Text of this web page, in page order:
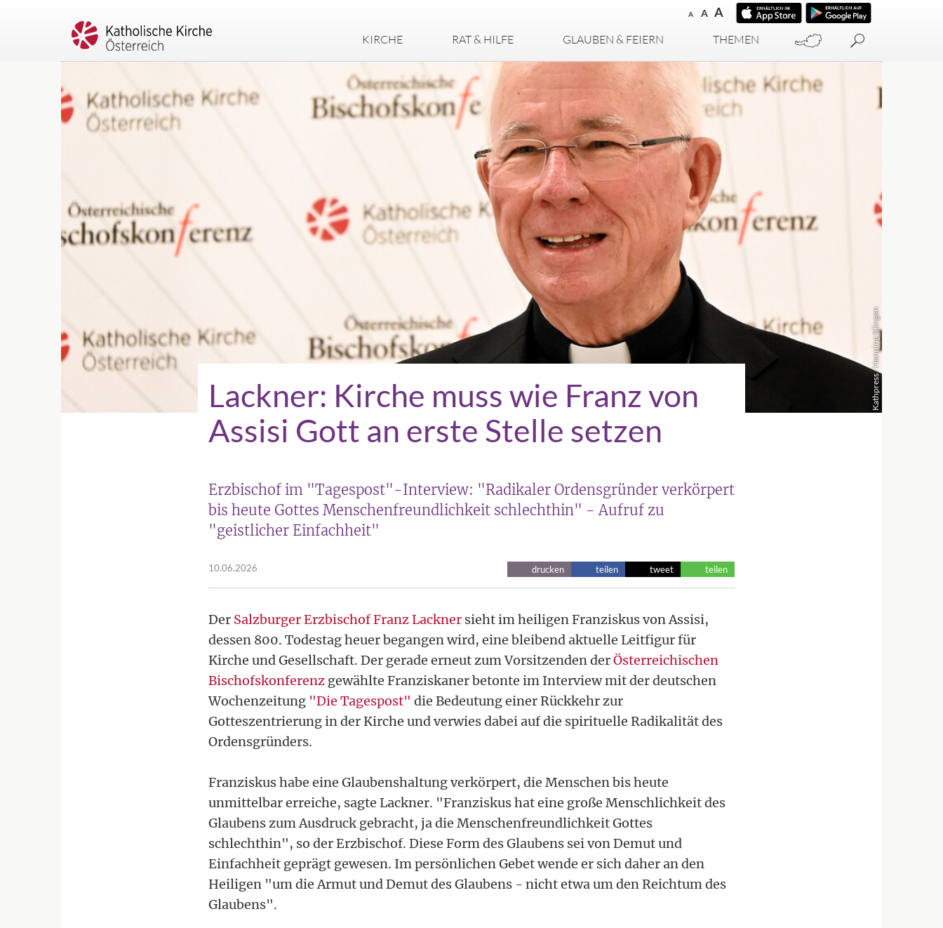
A A A
KIRCHE RAT & HILFE GLAUBEN & FEIERN THEMEN
Kathpress / Henning Klingen
Lackner: Kirche muss wie Franz von
Assisi Gott an erste Stelle setzen
Erzbischof im "Tagespost"-Interview: "Radikaler Ordensgründer verkörpert
bis heute Gottes Menschenfreundlichkeit schlechthin" - Aufruf zu
"geistlicher Einfachheit"
10.06.2026 drucken teilen tweet teilen
Der Salzburger Erzbischof Franz Lackner sieht im heiligen Franziskus von Assisi,
dessen 800. Todestag heuer begangen wird, eine bleibend aktuelle Leitfigur für
Kirche und Gesellschaft. Der gerade erneut zum Vorsitzenden derÖsterreichischen
Bischofskonferenz gewählte Franziskaner betonte im Interview mit der deutschen
Wochenzeitung "Die Tagespost" die Bedeutung einer Rückkehr zur
Gotteszentrierung in der Kirche und verwies dabei auf die spirituelle Radikalität des
Ordensgründers.
Franziskus habe eine Glaubenshaltung verkörpert, die Menschen bis heute
unmittelbar erreiche, sagte Lackner. "Franziskus hat eine große Menschlichkeit des
Glaubens zum Ausdruck gebracht, ja die Menschenfreundlichkeit Gottes
schlechthin", so der Erzbischof. Diese Form des Glaubens sei von Demut und
Einfachheit geprägt gewesen. Im persönlichen Gebet wende er sich daher an den
Heiligen "um die Armut und Demut des Glaubens - nicht etwa um den Reichtum des
Glaubens".